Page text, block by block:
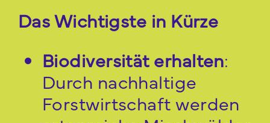
Das Wichtigste in Kürze
Biodiversität erhalten:
Durch nachhaltige
Forstwirtschaft werden